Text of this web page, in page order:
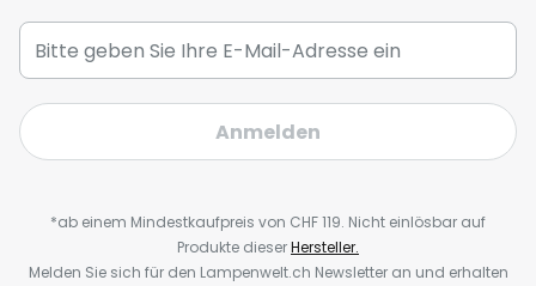
Anmelden
*ab einem Mindestkaufpreis von CHF 119. Nicht einlösbar auf
Produkte dieserHersteller.
Melden Sie sich für den Lampenwelt.ch Newsletter an und erhalten